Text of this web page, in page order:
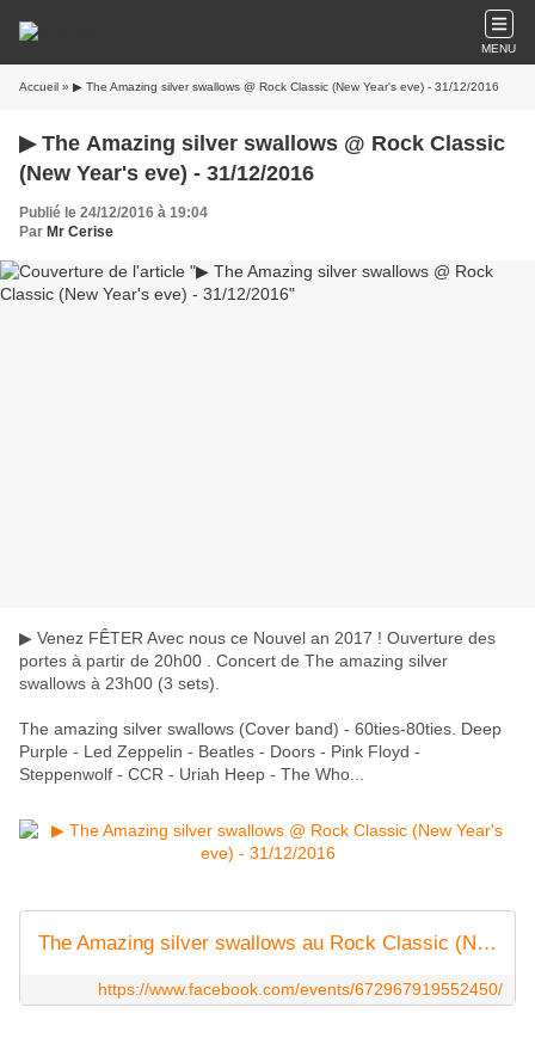
MENU
Accueil » ▶ The Amazing silver swallows @ Rock Classic (New Year's eve) - 31/12/2016
▶ The Amazing silver swallows @ Rock Classic
(New Year's eve) - 31/12/2016
Publié le 24/12/2016 à 19:04
Par Mr Cerise
▶ Venez FÊTER Avec nous ce Nouvel an 2017 ! Ouverture des
portes à partir de 20h00 . Concert de The amazing silver
swallows à 23h00 (3 sets).
The amazing silver swallows (Cover band) - 60ties-80ties. Deep
Purple - Led Zeppelin - Beatles - Doors - Pink Floyd -
Steppenwolf - CCR - Uriah Heep - The Who...
The Amazing silver swallows au Rock Classic (New
https://www.facebook.com/events/672967919552450/